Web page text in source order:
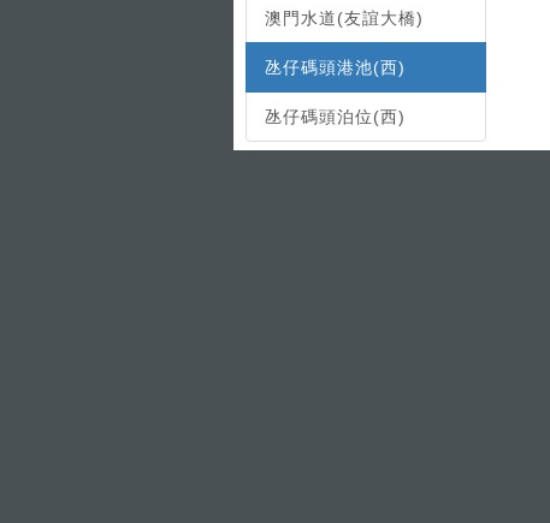
澳門水道(友誼大橋)
氹仔碼頭港池(西)
氹仔碼頭泊位(西)